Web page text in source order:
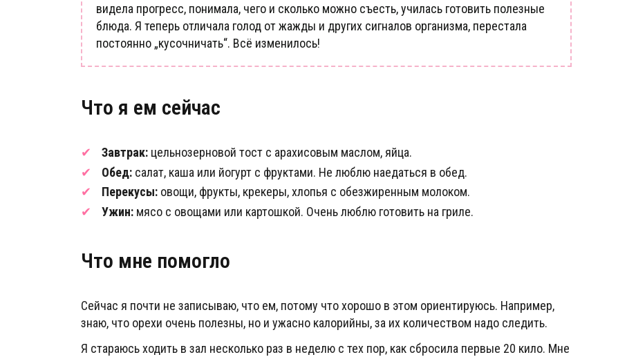
видела прогресс, понимала, чего и сколько можно съесть, училась готовить полезные
блюда. Я теперь отличала голод от жажды и других сигналов организма, перестала
постоянно „кусочничать“. Всё изменилось!
Что я ем сейчас
Завтрак:цельнозерновой тост с арахисовым маслом, яйца.
Обед:салат, каша или йогурт с фруктами. Не люблю наедаться в обед.
Перекусы:овощи, фрукты, крекеры, хлопья с обезжиренным молоком.
Ужин:мясо с овощами или картошкой. Очень люблю готовить на гриле.
Что мне помогло
Сейчас я почти не записываю, что ем, потому что хорошо в этом ориентируюсь. Например,
знаю, что орехи очень полезны, но и ужасно калорийны, за их количеством надо следить.
Я стараюсь ходить в зал несколько раз в неделю с тех пор, как сбросила первые 20 кило. Мне